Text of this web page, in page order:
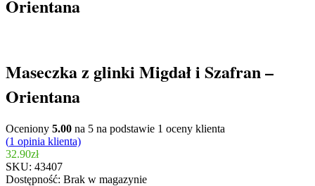
Orientana
Maseczka z glinki Migdał i Szafran –
Orientana
Oceniony 5.00 na 5 na podstawie 1 oceny klienta
(1 opinia klienta)
32.90zł
SKU: 43407
Dostępność: Brak w magazynie